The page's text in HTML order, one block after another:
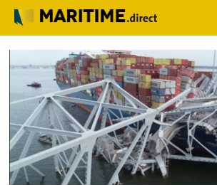
Tag:
francis
scott
key